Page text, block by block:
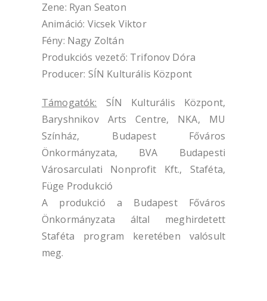
Zene: Ryan Seaton
Animáció: Vicsek Viktor
Fény: Nagy Zoltán
Produkciós vezető: Trifonov Dóra
Producer: SÍN Kulturális Központ
Támogatók: SÍN Kulturális Központ,
Baryshnikov Arts Centre, NKA, MU
Színház, Budapest Főváros
Önkormányzata, BVA Budapesti
Városarculati Nonprofit Kft., Staféta,
Füge Produkció
A produkció a Budapest Főváros
Önkormányzata által meghirdetett
Staféta program keretében valósult
meg.